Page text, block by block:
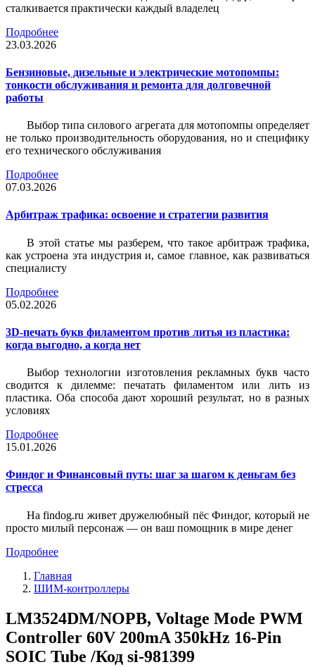
сталкивается практически каждый владелец
Подробнее
23.03.2026
Бензиновые, дизельные и электрические мотопомпы:
тонкости обслуживания и ремонта для долговечной
работы
Выбор типа силового агрегата для мотопомпы определяет
не только производительность оборудования, но и специфику
его технического обслуживания
Подробнее
07.03.2026
Арбитраж трафика: освоение и стратегии развития
В этой статье мы разберем, что такое арбитраж трафика,
как устроена эта индустрия и, самое главное, как развиваться
специалисту
Подробнее
05.02.2026
3D-печать букв филаментом против литья из пластика:
когда выгодно, а когда нет
Выбор технологии изготовления рекламных букв часто
сводится к дилемме: печатать филаментом или лить из
пластика. Оба способа дают хороший результат, но в разных
условиях
Подробнее
15.01.2026
Финдог и Финансовый путь: шаг за шагом к деньгам без
стресса
На findog.ru живет дружелюбный пёс Финдог, который не
просто милый персонаж — он ваш помощник в мире денег
Подробнее
Главная
ШИМ-контроллеры
LM3524DM/NOPB, Voltage Mode PWM
Controller 60V 200mA 350kHz 16-Pin
SOIC Tube /Код si-981399